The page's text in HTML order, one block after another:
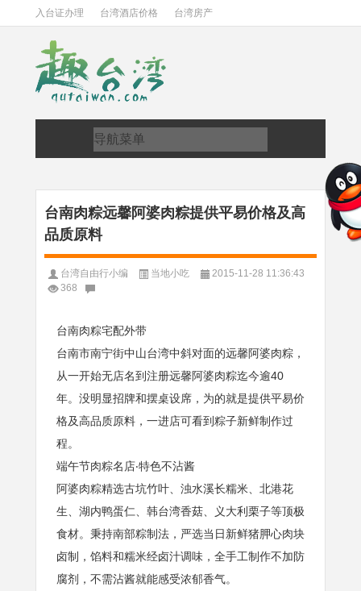
入台证办理 台湾酒店价格 台湾房产
台南肉粽远馨阿婆肉粽提供平易价格及高
品质原料
台湾自由行小编 当地小吃
2015-11-28 11:36:43
368
台南肉粽宅配外带
台南市南宁街中山台湾中斜对面的远馨阿婆肉粽，
从一开始无店名到注册远馨阿婆肉粽迄今逾40
年。没明显招牌和摆桌设席，为的就是提供平易价
格及高品质原料，一进店可看到粽子新鲜制作过
程。
端午节肉粽名店‧特色不沾酱
阿婆肉粽精选古坑竹叶、浊水溪长糯米、北港花
生、湖内鸭蛋仁、韩台湾香菇、义大利栗子等顶极
食材。秉持南部粽制法，严选当日新鲜猪胛心肉块
卤制，馅料和糯米经卤汁调味，全手工制作不加防
腐剂，不需沾酱就能感受浓郁香气。